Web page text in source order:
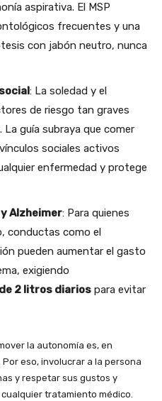
aspirativa. El MSP
frecuentes y una
con jabón neutro, nunca
: La soledad y el
de riesgo tan graves
guía subraya que comer
sociales activos
enfermedad y protege
Alzheimer: Para quienes
conductas como el
pueden aumentar el gasto
exigiendo
2 litros diarios para evitar
la autonomía es, en
eso, involucrar a la persona
y respetar sus gustos y
tratamiento médico.